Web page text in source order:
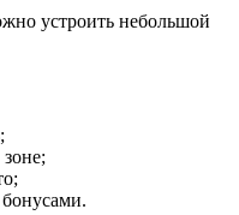
устроить небольшой